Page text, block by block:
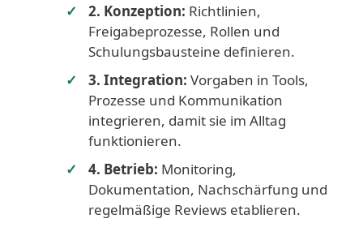
2. Konzeption: Richtlinien,
Freigabeprozesse, Rollen und
Schulungsbausteine definieren.
3. Integration: Vorgaben in Tools,
Prozesse und Kommunikation
integrieren, damit sie im Alltag
funktionieren.
4. Betrieb: Monitoring,
Dokumentation, Nachschärfung und
regelmäßige Reviews etablieren.